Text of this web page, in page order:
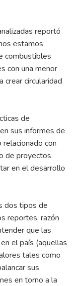
reportó
estamos
combustibles
con una menor
crear circularidad
de
sus informes de
con
de proyectos
en el desarrollo
dos tipos de
reportes, razón
que las
el país (aquellas
tales como
sus
en torno a la